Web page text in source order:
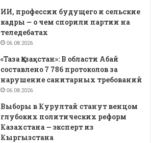
ИИ, профессии будущего и сельские
кадры — о чем спорили партии на
теледебатах
06.08.2026
«Таза Қазақстан»: В области Абай
составлено 7 786 протоколов за
нарушение санитарных требований
06.08.2026
Выборы в Курултай станут венцом
глубоких политических реформ
Казахстана — эксперт из
Кыргызстана